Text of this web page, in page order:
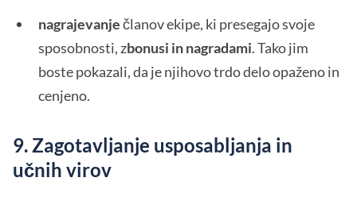
nagrajevanječlanov ekipe, ki presegajo svoje
sposobnosti, zbonusi in nagradami. Tako jim
boste pokazali, da je njihovo trdo delo opaženo in
cenjeno.
9. Zagotavljanje usposabljanja in
učnih virov